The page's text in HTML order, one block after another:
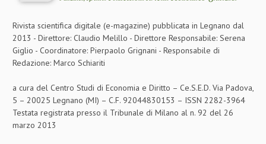
Rivista scientifica digitale (e-magazine) pubblicata in Legnano dal
2013 - Direttore: Claudio Melillo - Direttore Responsabile: Serena
Giglio - Coordinatore: Pierpaolo Grignani - Responsabile di
Redazione: Marco Schiariti
a cura del Centro Studi di Economia e Diritto – Ce.S.E.D. Via Padova,
5 – 20025 Legnano (MI) – C.F. 92044830153 – ISSN 2282-3964
Testata registrata presso il Tribunale di Milano al n. 92 del 26
marzo 2013